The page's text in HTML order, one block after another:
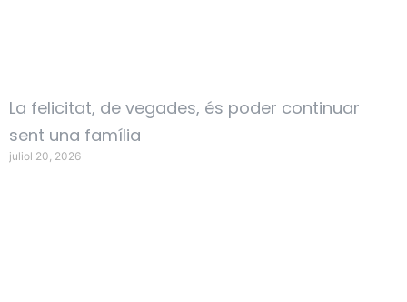
La felicitat, de vegades, és poder continuar
sent una família
juliol 20, 2026